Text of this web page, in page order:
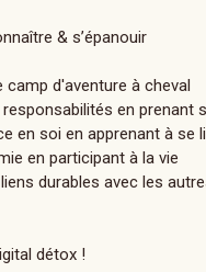
& s’épanouir
d'aventure à cheval
en prenant
en soi en apprenant à se
en participant à la vie
durables avec les
détox !